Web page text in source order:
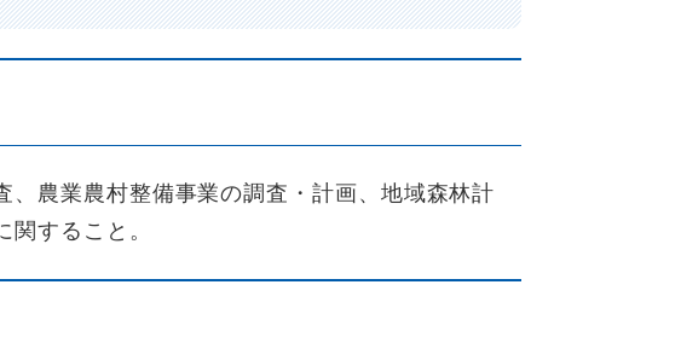
、農業農村整備事業の調査・計画、地域森林計
すること。